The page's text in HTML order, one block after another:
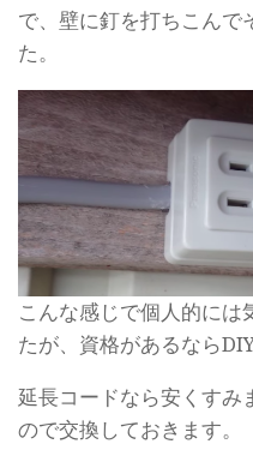
で、壁に釘を打ちこんで
た。
こんな感じで個人的には
たが、資格があるなら
延長コードなら安くすみ
ので交換しておきます。